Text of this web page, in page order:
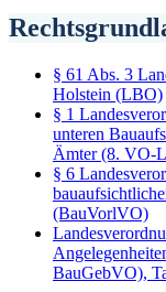
§ 61 Abs. 3
Holstein (LBO)
§ 1
unteren
Ämter (8. VO-
§ 6
(BauVorlVO)
BauGebVO),